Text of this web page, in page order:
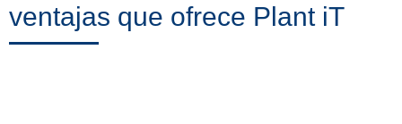
ventajas que ofrece Plant iT